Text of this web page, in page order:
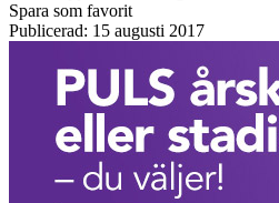
Spara som favorit
Publicerad: 15 augusti 2017